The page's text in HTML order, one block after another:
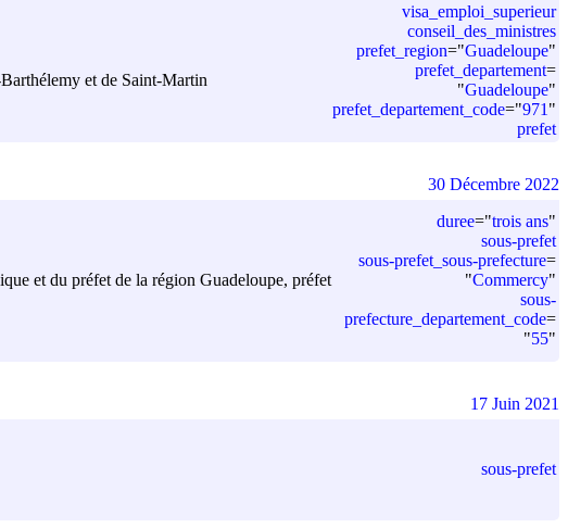
et de Saint-Martin
visa_emploi_superieur
conseil_des_ministres
prefet_region="Guadeloupe"
prefet_departement=
"Guadeloupe"
prefet_departement_code="971 "
prefet
et du préfet de la région Guadeloupe, préfet
duree="trois ans"
sous-prefet
sous-prefet_sous-prefecture=
"Commercy"
sous-
prefecture_departement_code=
"55"
30 Décembre 2022
sous-prefet
17 Juin 2021